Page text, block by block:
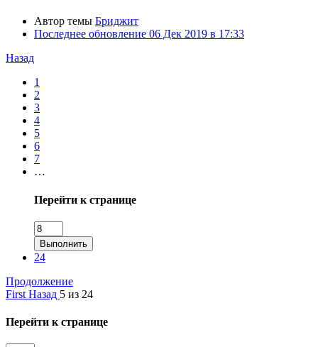
Автор темы Бриджит
Последнее обновление 06 Дек 2019 в 17:33
Назад
1
2
3
4
5
6
7
…
Перейти к странице
Выполнить
24
Продолжение
First Назад 5 из 24
Перейти к странице